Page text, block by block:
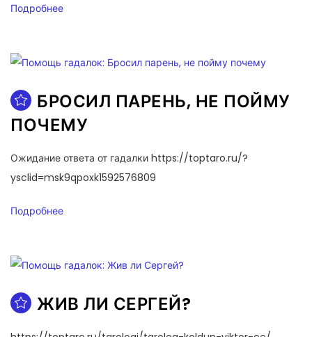
Подробнее
БРОСИЛ ПАРЕНЬ, НЕ ПОЙМУ
ПОЧЕМУ
Ожидание ответа от гадалки https://toptaro.ru/?
ysclid=msk9qpoxk1592576809
Подробнее
ЖИВ ЛИ СЕРГЕЙ?